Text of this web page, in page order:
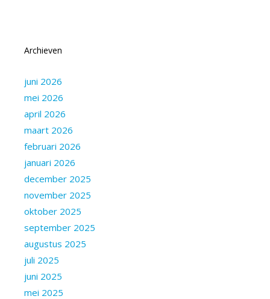
Archieven
juni 2026
mei 2026
april 2026
maart 2026
februari 2026
januari 2026
december 2025
november 2025
oktober 2025
september 2025
augustus 2025
juli 2025
juni 2025
mei 2025